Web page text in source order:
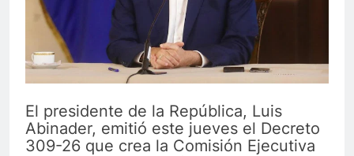
El presidente de la República, Luis
Abinader, emitió este jueves el Decreto
309-26 que crea la Comisión Ejecutiva